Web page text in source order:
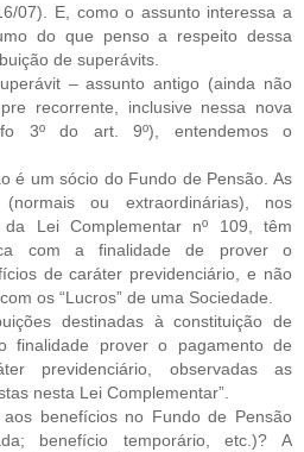
07). E, como o assunto interessa a
do que penso a respeito dessa
de superávits.
– assunto antigo (ainda não
recorrente, inclusive nessa nova
3º do art. 9º), entendemos o
é um sócio do Fundo de Pensão. As
(normais ou extraordinárias), nos
Lei Complementar nº 109, têm
com a finalidade de prover o
de caráter previdenciário, e não
os “Lucros” de uma Sociedade.
destinadas à constituição de
finalidade prover o pagamento de
previdenciário, observadas as
nesta Lei Complementar”.
benefícios no Fundo de Pensão
benefício temporário, etc.)? A